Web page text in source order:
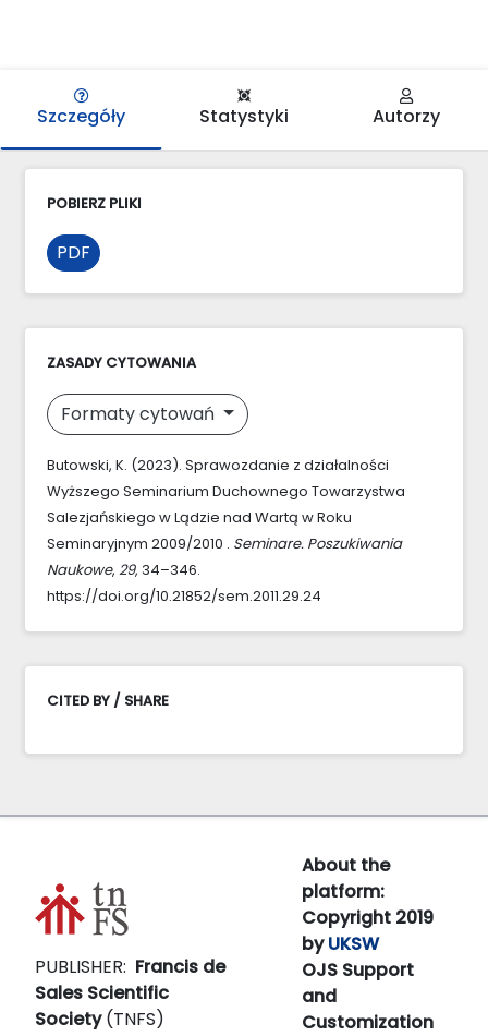
Szczegóły Statystyki Autorzy
POBIERZ PLIKI
PDF
ZASADY CYTOWANIA
Formaty cytowań
Butowski, K. (2023). Sprawozdanie z działalności
Wyższego Seminarium Duchownego Towarzystwa
Salezjańskiego w Lądzie nad Wartą w Roku
Seminaryjnym 2009/2010 . Seminare. Poszukiwania
Naukowe, 29, 34–346.
https://doi.org/10.21852/sem.2011.29.24
CITED BY / SHARE
PUBLISHER: Francis de
Sales Scientific
Society(TNFS)
About the
platform:
Copyright 2019
byUKSW
OJS Support
and
Customization